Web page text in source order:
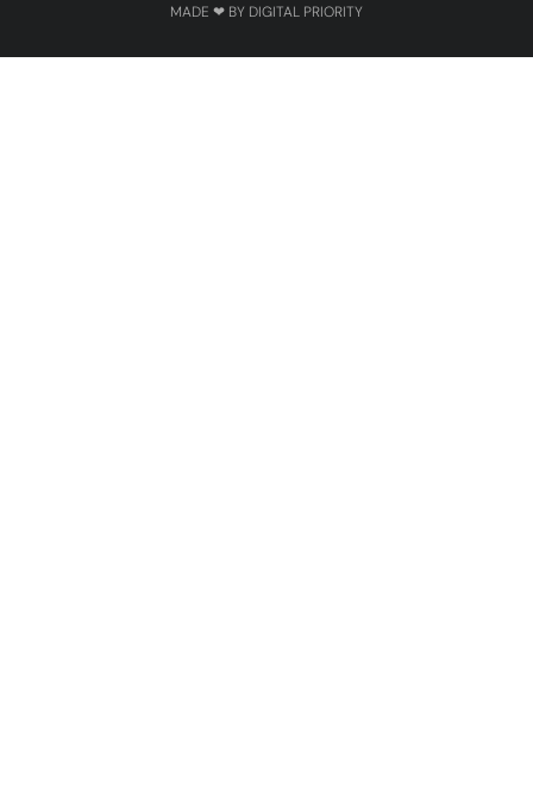
MADE ❤ BY DIGITAL PRIORITY